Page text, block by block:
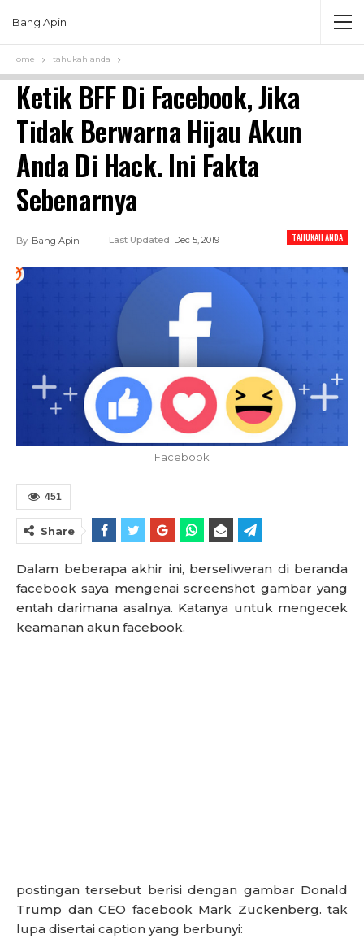
Bang Apin
Home tahukah anda
Ketik BFF Di Facebook, Jika
Tidak Berwarna Hijau Akun
Anda Di Hack. Ini Fakta
Sebenarnya
TAHUKAH ANDA
By Bang Apin Last Updated Dec 5, 2019
Facebook
451
Share
Dalam beberapa akhir ini, berseliweran di beranda
facebook saya mengenai screenshot gambar yang
entah darimana asalnya. Katanya untuk mengecek
keamanan akun facebook.
postingan tersebut berisi dengan gambar Donald
Trump dan CEO facebook Mark Zuckenberg. tak
lupa disertai caption yang berbunyi: